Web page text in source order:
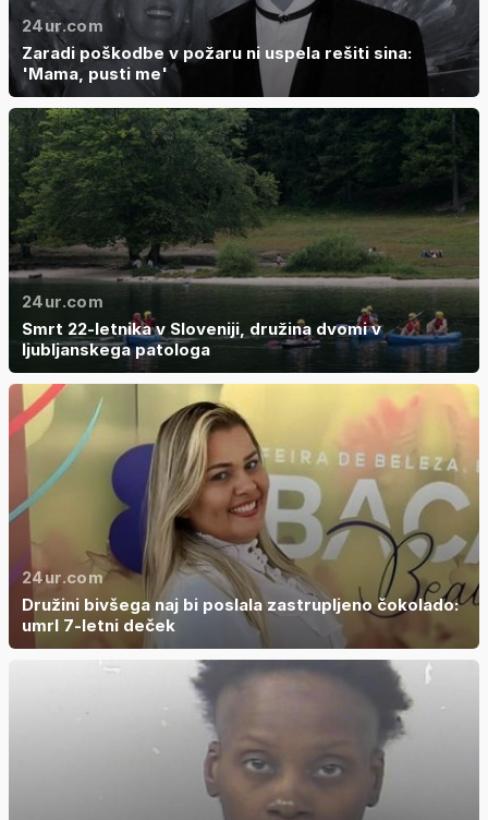
24ur.com
Zaradi poškodbe v požaru ni uspela rešiti sina:
'Mama, pusti me'
24ur.com
Smrt 22-letnika v Sloveniji, družina dvomi v
ljubljanskega patologa
24ur.com
Družini bivšega naj bi poslala zastrupljeno čokolado:
umrl 7-letni deček